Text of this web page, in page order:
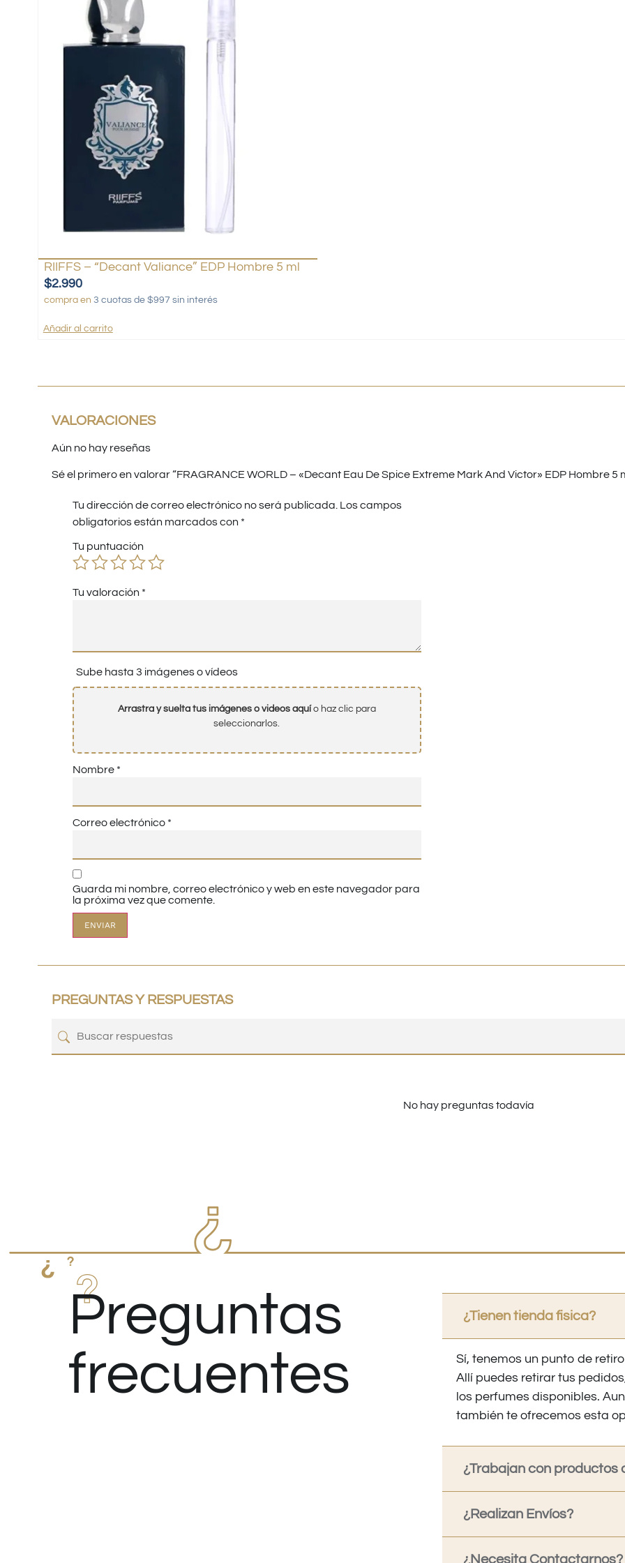
RIIFFS – “Decant Valiance” EDP Hombre 5 ml
$2.990
compra en 3 cuotas de $997 sin interés
Añadir al carrito
VALORACIONES
Aún no hay reseñas
Sé el primero en valorar “FRAGRANCE WORLD – «Decant Eau De Spice Extreme Mark And Victor» EDP Hombre 5
Tu dirección de correo electrónico no será publicada. Los campos
obligatorios están marcados con *
Tu puntuación
Tu valoración *
Sube hasta 3 imágenes o vídeos
Arrastra y suelta tus imágenes o videos aquío haz clic para
seleccionarlos.
Nombre *
Correo electrónico *
Guarda mi nombre, correo electrónico y web en este navegador para
la próxima vez que comente.
PREGUNTAS Y RESPUESTAS
No hay preguntas todavía
Preguntas
frecuentes
¿Tienen tienda fisica?
Sí, tenemos un punto de
Allí puedes retirar tus
los perfumes disponibles.
también te ofrecemos esta
¿Trabajan con productos
¿Realizan Envíos?
¿Necesita Contactarnos?